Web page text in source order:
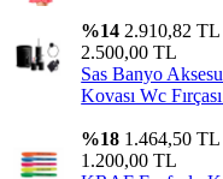
%14 2.910,82 TL
2.500,00 TL
Sas Banyo
Kovası Wc
%18 1.464,50 TL
1.200,00 TL